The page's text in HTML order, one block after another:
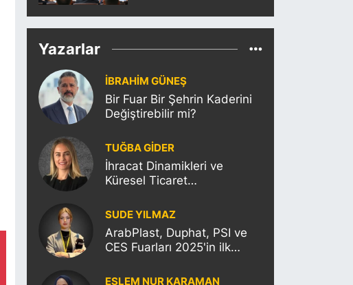
Edecek”
Yazarlar
İBRAHİM GÜNEŞ
Bir Fuar Bir Şehrin Kaderini
Değiştirebilir mi?
TUĞBA GİDER
İhracat Dinamikleri ve
Küresel Ticaret
Etkisi
SUDE YILMAZ
ArabPlast, Duphat, PSI ve
CES Fuarları 2025'in ilk
vuracak
ESLEM NUR KARAMAN